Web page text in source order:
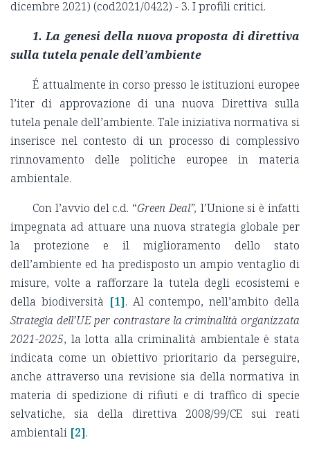
dicembre 2021) (cod2021/0422) - 3. I profili critici.
1. La genesi della nuova proposta di direttiva
sulla tutela penale dell’ambiente
É attualmente in corso presso le istituzioni europee
l’iter di approvazione di una nuova Direttiva sulla
tutela penale dell’ambiente. Tale iniziativa normativa si
inserisce nel contesto di un processo di complessivo
rinnovamento delle politiche europee in materia
ambientale.
Con l’avvio del c.d. “Green Deal”, l’Unione si è infatti
impegnata ad attuare una nuova strategia globale per
la protezione e il miglioramento dello stato
dell’ambiente ed ha predisposto un ampio ventaglio di
misure, volte a rafforzare la tutela degli ecosistemi e
della biodiversità [1]. Al contempo, nell’ambito della
Strategia dell’UE per contrastare la criminalità organizzata
2021-2025, la lotta alla criminalità ambientale è stata
indicata come un obiettivo prioritario da perseguire,
anche attraverso una revisione sia della normativa in
materia di spedizione di rifiuti e di traffico di specie
selvatiche, sia della direttiva 2008/99/CE sui reati
ambientali [2].